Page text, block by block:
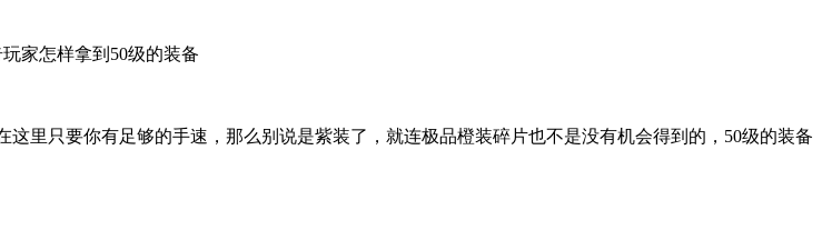
里只要你有足够的手速，那么别说是紫装了，就连极品橙装碎片也不是没有机会得到的，50级的装备